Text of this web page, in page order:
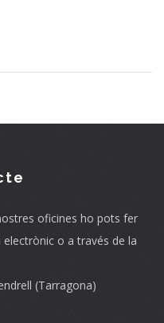
oficines ho pots fer
o a través de la
(Tarragona)